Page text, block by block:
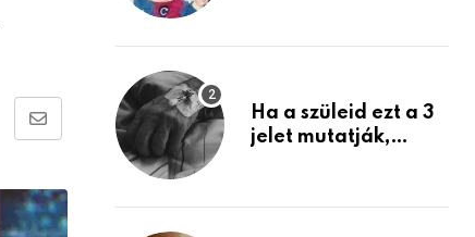
Share
Email
mint azt el tudnád
Ha a szüleid ezt a 3
jelet mutatják,
Készülj fel arra, ami